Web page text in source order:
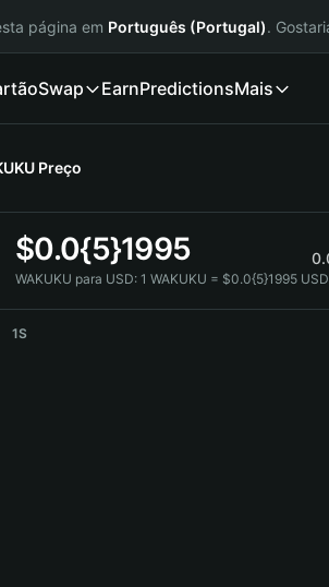
página em Português (Portugal).
Swap EarnPredictionsMais
Preço
$0.0{5}1995
WAKUKU para USD: 1 WAKUKU = $0.0{5}1995 USD
1S